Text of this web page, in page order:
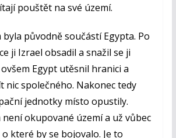
pouštět na své území.
byla původně součástí Egypta. Po
ji Izrael obsadil a snažil se ji
Egypt utěsnil hranici a
nic společného. Nakonec tedy
jednotky místo opustily.
není okupované území a už vůbec
které by se bojovalo. Je to